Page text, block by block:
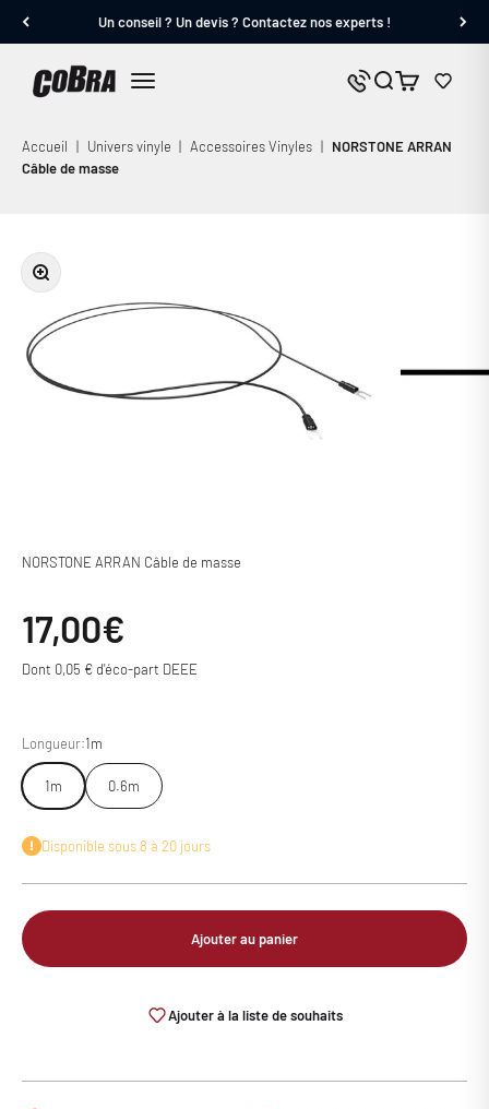
Un conseil ? Un devis ? Contactez nos experts !
Cobra.fr
Nous contacter
Panier
Accueil | Univers vinyle | Accessoires Vinyles | NORSTONE ARRAN
Câble de masse
Zoomer sur l'image
NORSTONE ARRAN Câble de masse
Prix de vente
17,00€
Dont 0,05 € d'éco-part DEEE
Longueur:1m
1m 0.6m
Disponible sous 8 à 20 jours
Ajouter au panier
Ajouter à la liste de souhaits